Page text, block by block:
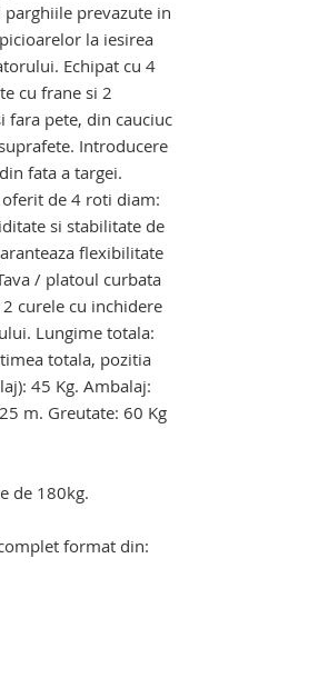
prevazute in
la iesirea
Echipat cu 4
cu frane si 2
fara pete, din cauciuc
Introducere
fata a targei.
de 4 roti diam:
si stabilitate de
flexibilitate
/ platoul curbata
curele cu inchidere
Lungime totala:
totala, pozitia
45 Kg. Ambalaj:
m. Greutate: 60 Kg
de 180kg.
format din: